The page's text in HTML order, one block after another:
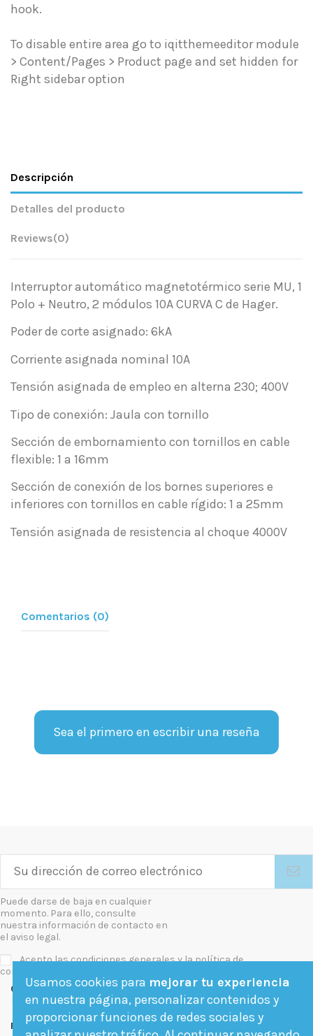
hook.
To disable entire area go to iqitthemeeditor module
> Content/Pages > Product page and set hidden for
Right sidebar option
Descripción
Detalles del producto
Reviews(0)
Interruptor automático magnetotérmico serie MU, 1
Polo + Neutro, 2 módulos 10A CURVA C de Hager.
Poder de corte asignado: 6kA
Corriente asignada nominal 10A
Tensión asignada de empleo en alterna 230; 400V
Tipo de conexión: Jaula con tornillo
Sección de embornamiento con tornillos en cable
flexible: 1 a 16mm
Sección de conexión de los bornes superiores e
inferiores con tornillos en cable rígido: 1 a 25mm
Tensión asignada de resistencia al choque 4000V
Comentarios (0)
Sea el primero en escribir una reseña
Puede darse de baja en cualquier
momento. Para ello, consulte
nuestra información de contacto en
el aviso legal.
Acepto las condiciones generales y la política de
confidencialidad
Contact us
Follow us
Usamos cookies para mejorar tu experiencia
en nuestra página, personalizar contenidos y
proporcionar funciones de redes sociales y